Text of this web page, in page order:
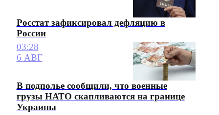
Росстат зафиксировал дефляцию в
России
03:28
6 АВГ
В подполье сообщили, что военные
грузы НАТО скапливаются на границе
Украины